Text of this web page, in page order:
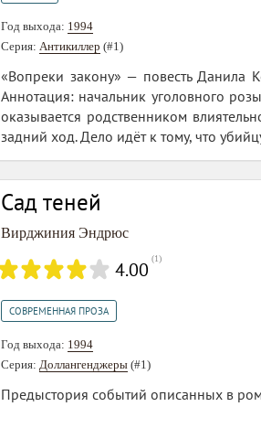
Год выхода: 1994
Серия: Антикиллер (#1)
«Вопреки закону» — повесть Данила
Аннотация: начальник уголовного
оказывается родственником
задний ход. Дело идёт к тому, что
Сад теней
Вирджиния Эндрюс
4.00 (1)
СОВРЕМЕННАЯ ПРОЗА
Год выхода: 1994
Серия: Доллангенджеры (#1)
Предыстория событий описанных в